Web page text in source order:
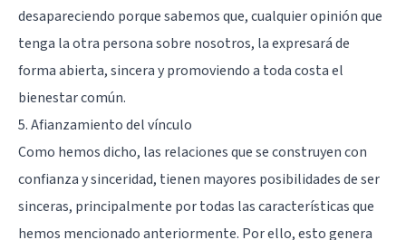
desapareciendo porque sabemos que, cualquier opinión que
tenga la otra persona sobre nosotros, la expresará de
forma abierta, sincera y promoviendo a toda costa el
bienestar común.
5. Afianzamiento del vínculo
Como hemos dicho, las relaciones que se construyen con
confianza y sinceridad, tienen mayores posibilidades de ser
sinceras, principalmente por todas las características que
hemos mencionado anteriormente. Por ello, esto genera